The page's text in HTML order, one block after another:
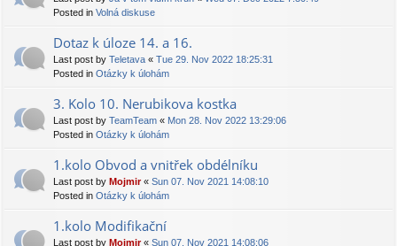
Posted in Volná diskuse
Dotaz k úloze 14. a 16.
Last post by Teletava « Tue 29. Nov 2022 18:25:31
Posted in Otázky k úlohám
3. Kolo 10. Nerubikova kostka
Last post by TeamTeam « Mon 28. Nov 2022 13:29:06
Posted in Otázky k úlohám
1.kolo Obvod a vnitřek obdélníku
Last post by Mojmir« Sun 07. Nov 2021 14:08:10
Posted in Otázky k úlohám
1.kolo Modifikační
Last post by Mojmir« Sun 07. Nov 2021 14:08:06